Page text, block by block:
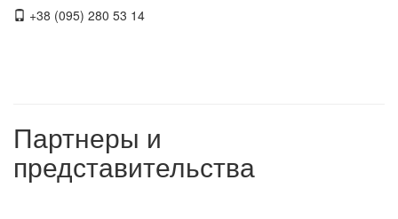
+38 (095) 280 53 14
Партнеры и
представительства